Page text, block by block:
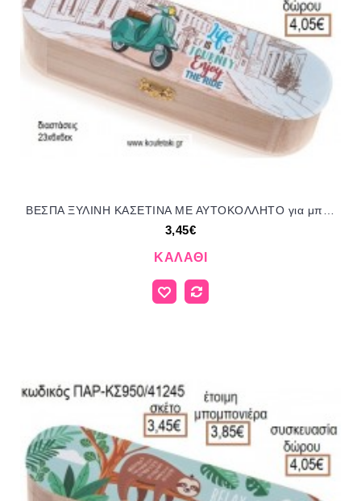
ΒΕΣΠΑ ΞΥΛΙΝΗ ΚΑΣΕΤΙΝΑ ΜΕ ΑΥΤΟΚΟΛΛΗΤΟ για μπομπονιέρες - δώρα πάρτυ - εορτών - γέννησης - γούρια - φτιάξτο μόνος σου ΠΑΡ-ΚΣ975/41245 3.45€!!!
3,45€
ΚΑΛΆΘΙ